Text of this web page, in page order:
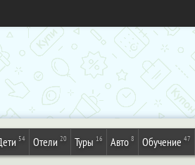
54 Отели 20 Туры 16 Авто 8 Обучение 47